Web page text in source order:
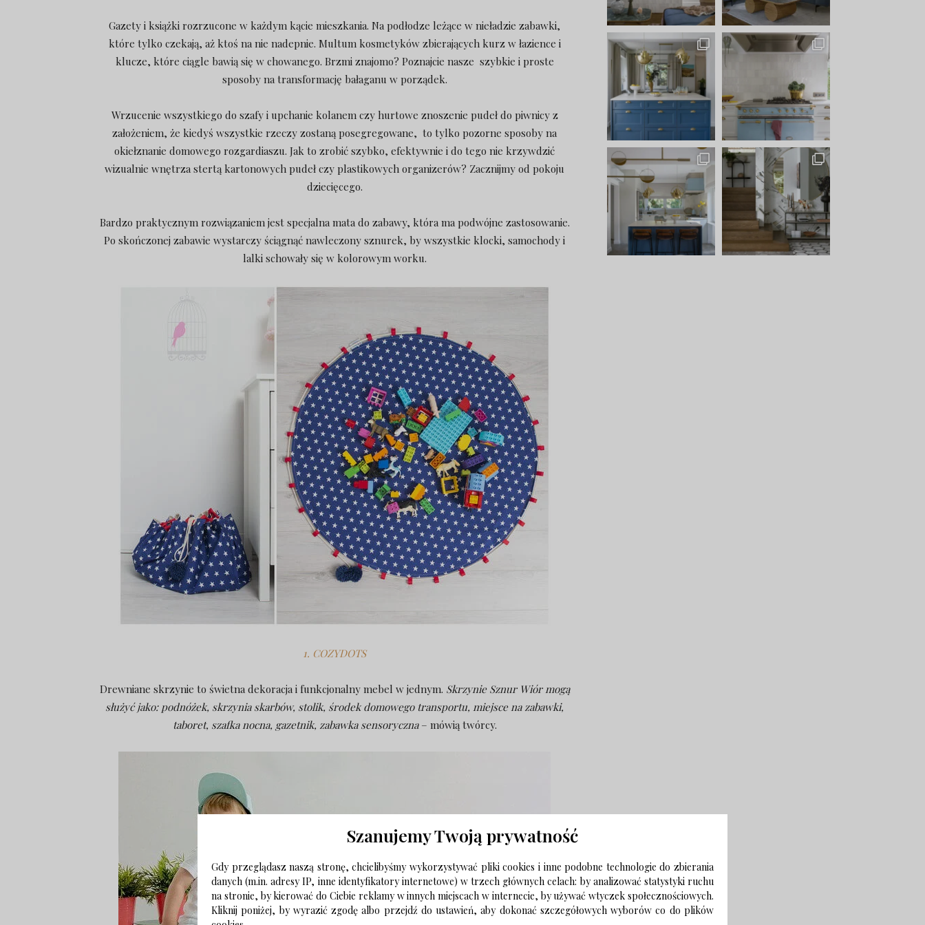
Gazety i książki rozrzucone w każdym kącie mieszkania. Na podłodze leżące w nieładzie zabawki,
które tylko czekają, aż ktoś na nie nadepnie. Multum kosmetyków zbierających kurz w łazience i
klucze, które ciągle bawią się w chowanego. Brzmi znajomo? Poznajcie nasze szybkie i proste
sposoby na transformację bałaganu w porządek.
Wrzucenie wszystkiego do szafy i upchanie kolanem czy hurtowe znoszenie pudeł do piwnicy z
założeniem, że kiedyś wszystkie rzeczy zostaną posegregowane, to tylko pozorne sposoby na
okiełznanie domowego rozgardiaszu. Jak to zrobić szybko, efektywnie i do tego nie krzywdzić
wizualnie wnętrza stertą kartonowych pudeł czy plastikowych organizerów? Zacznijmy od pokoju
dziecięcego.
Bardzo praktycznym rozwiązaniem jest specjalna mata do zabawy, która ma podwójne zastosowanie.
Po skończonej zabawie wystarczy ściągnąć nawleczony sznurek, by wszystkie klocki, samochody i
lalki schowały się w kolorowym worku.
1. COZYDOTS
Drewniane skrzynie to świetna dekoracja i funkcjonalny mebel w jednym. Skrzynie Sznur Wiór mogą
służyć jako: podnóżek, skrzynia skarbów, stolik, środek domowego transportu, miejsce na zabawki,
taboret, szafka nocna, gazetnik, zabawka sensoryczna – mówią twórcy.
Szanujemy Twoją prywatność
Gdy przeglądasz naszą stronę, chcielibyśmy wykorzystywać pliki cookies i inne podobne technologie do zbierania
danych (m.in. adresy IP, inne identyfikatory internetowe) w trzech głównych celach: by analizować statystyki ruchu
na stronie, by kierować do Ciebie reklamy w innych miejscach w internecie, by używać wtyczek społecznościowych.
Kliknij poniżej, by wyrazić zgodę albo przejdź do ustawień, aby dokonać szczegółowych wyborów co do plików